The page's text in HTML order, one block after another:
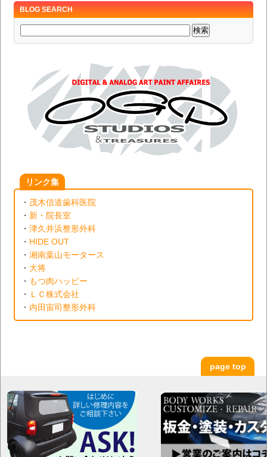
BLOG SEARCH
リンク集
・ 茂木信道歯科医院
・ 新・院長室
・津久井浜整形外科
・ HIDE OUT
・湘南葉山モータース
・ 大将
・ もつ肉ハッピー
・ ＬＣ株式会社
・ 内田宙司整形外科
page top